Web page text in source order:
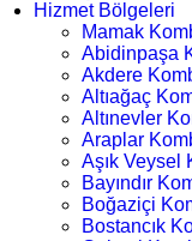
Hizmet Bölgeleri
Mamak
Abidinpaşa
Akdere
Altıağaç
Altınevler
Araplar
Aşık Veysel
Bayındır
Boğaziçi
Bostancık